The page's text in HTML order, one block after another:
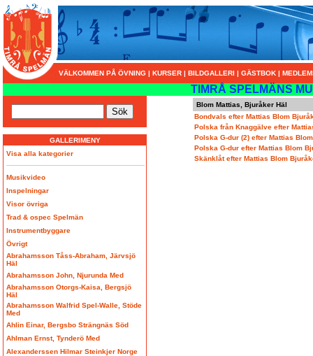
VÄLKOMMEN PÅ ÖVNING | KURSER | BILDGALLERI | GÄSTBOK |
TIMRÅ SPELMÄNS
GALLERIMENY
Visa alla kategorier
Musikvideo
Inspelningar
Visor övriga
Trad & ospec Spelmän
Instrumentbyggare
Övrigt
Abrahamsson Tåss-Abraham, Järvsjö
Häl
Abrahamsson John, Njurunda Med
Abrahamsson Otorgs-Kaisa, Bergsjö
Häl
Abrahamsson Walfrid Spel-Walle, Stöde
Med
Ahlin Einar, Bergsbo Strängnäs Söd
Ahlman Ernst, Tynderö Med
Alexanderssen Hilmar Steinkjer Norge
Blom Mattias, Bjuråker Häl
Bondvals efter Mattias Blom
Polska från Knaggälve efter
Polska G-dur (2) efter Mattias
Polska G-dur efter Mattias Blom
Skänklåt efter Mattias Blom